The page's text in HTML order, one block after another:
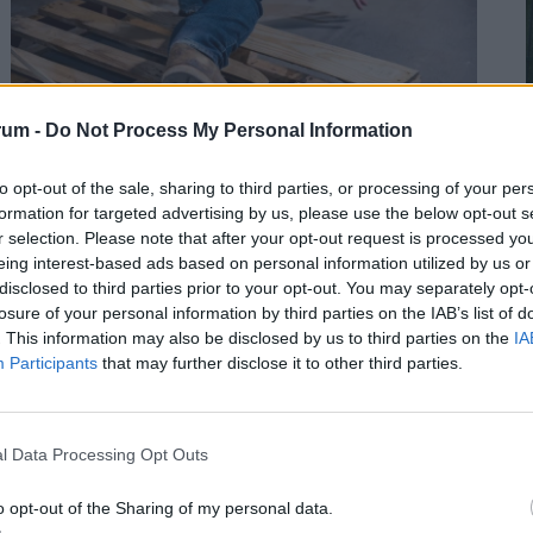
- Do Not Process My Personal Information
opt-out of the sale, sharing to third parties, or processing of your
for targeted advertising by us, please use the below opt-out
selection. Please note that after your opt-out request is processed
interest-based ads based on personal information utilized by us
to third parties prior to your opt-out. You may separately
of your personal information by third parties on the IAB’s list of
This information may also be disclosed by us to third parties on the
Participants that may further disclose it to other third parties.
Data Processing Opt Outs
opt-out of the Sharing of my personal data.
Kegyetlen hetek várnak a dolgozó
magyarokra: életveszélyes csapdát rejt ez az
időszak
A tartós hőség nemcsak a komfortérzetet rontja, de
komoly fizikai és mentális terhet jelenthet a dolgozók
számára.